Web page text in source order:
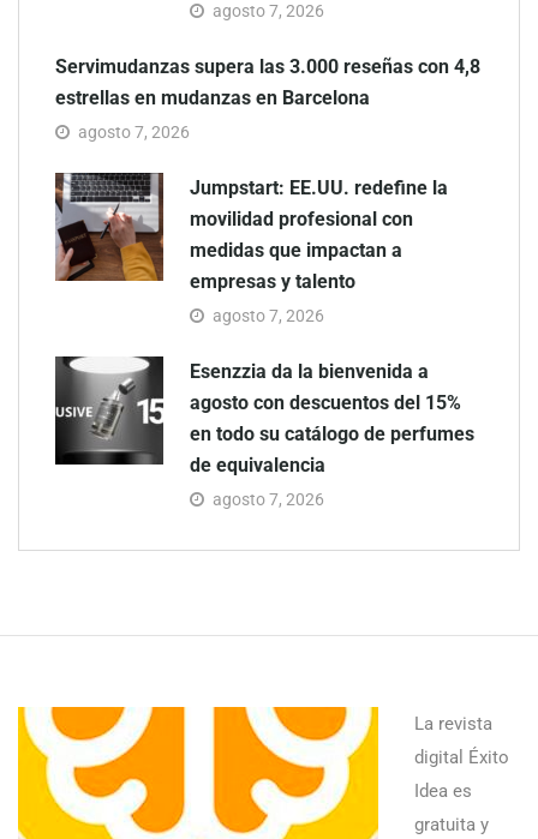
agosto 7, 2026
Servimudanzas supera las 3.000 reseñas con 4,8
estrellas en mudanzas en Barcelona
agosto 7, 2026
Jumpstart: EE.UU. redefine la
movilidad profesional con
medidas que impactan a
empresas y talento
agosto 7, 2026
Esenzzia da la bienvenida a
agosto con descuentos del 15%
en todo su catálogo de perfumes
de equivalencia
agosto 7, 2026
La revista
digital Éxito
Idea es
gratuita y